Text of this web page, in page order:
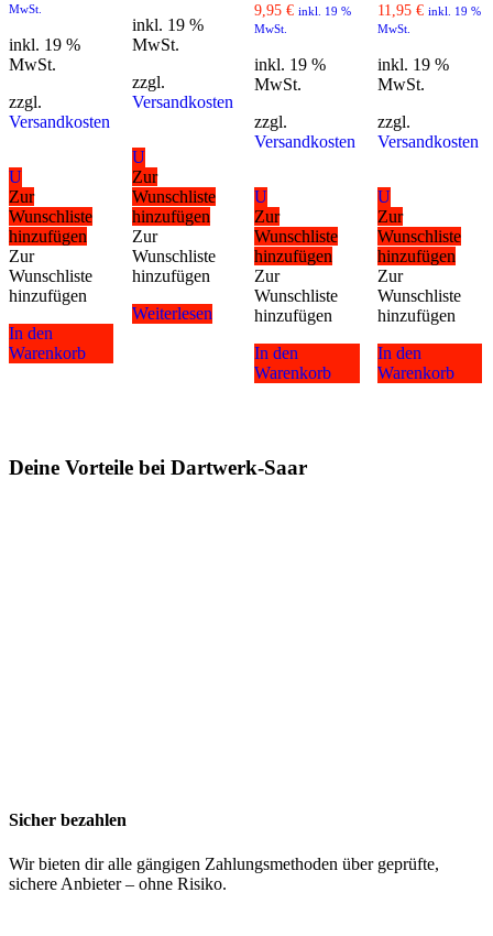
MwSt.
inkl. 19 %
MwSt.
zzgl.
Versandkosten
U
Zur
Wunschliste
hinzufügen
Zur
Wunschliste
hinzufügen
In den
Warenkorb
inkl. 19 %
MwSt.
zzgl.
Versandkosten
U
Zur
Wunschliste
hinzufügen
Zur
Wunschliste
hinzufügen
Weiterlesen
9,95€ inkl. 19 %
MwSt.
inkl. 19 %
MwSt.
zzgl.
Versandkosten
U
Zur
Wunschliste
hinzufügen
Zur
Wunschliste
hinzufügen
In den
Warenkorb
11,95 € inkl. 19 %
MwSt.
inkl. 19 %
MwSt.
zzgl.
Versandkosten
U
Zur
Wunschliste
hinzufügen
Zur
Wunschliste
hinzufügen
In den
Warenkorb
Deine Vorteile bei Dartwerk-Saar
Sicher bezahlen
Wir bieten dir alle gängigen Zahlungsmethoden über geprüfte,
sichere Anbieter – ohne Risiko.